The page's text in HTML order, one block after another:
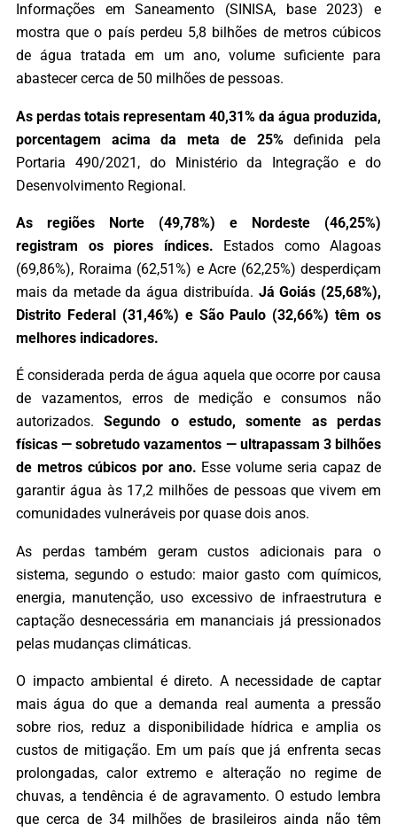
Informações em Saneamento (SINISA, base 2023) e
mostra que o país perdeu 5,8 bilhões de metros cúbicos
de água tratada em um ano, volume suficiente para
abastecer cerca de 50 milhões de pessoas.
As perdas totais representam 40,31% da água produzida,
porcentagem acima da meta de 25%definida pela
Portaria 490/2021, do Ministério da Integração e do
Desenvolvimento Regional.
As regiões Norte (49,78%) e Nordeste (46,25%)
registram os piores índices. Estados como Alagoas
(69,86%), Roraima (62,51%) e Acre (62,25%) desperdiçam
mais da metade da água distribuída. Já Goiás (25,68%),
Distrito Federal (31,46%) e São Paulo (32,66%) têm os
melhores indicadores.
É considerada perda de água aquela que ocorre por causa
de vazamentos, erros de medição e consumos não
autorizados.Segundo o estudo, somente as perdas
físicas — sobretudo vazamentos — ultrapassam 3 bilhões
de metros cúbicos por ano. Esse volume seria capaz de
garantir água às 17,2 milhões de pessoas que vivem em
comunidades vulneráveis por quase dois anos.
As perdas também geram custos adicionais para o
sistema, segundo o estudo: maior gasto com químicos,
energia, manutenção, uso excessivo de infraestrutura e
captação desnecessária em mananciais já pressionados
pelas mudanças climáticas.
O impacto ambiental é direto. A necessidade de captar
mais água do que a demanda real aumenta a pressão
sobre rios, reduz a disponibilidade hídrica e amplia os
custos de mitigação. Em um país que já enfrenta secas
prolongadas, calor extremo e alteração no regime de
chuvas, a tendência é de agravamento. O estudo lembra
que cerca de 34 milhões de brasileiros ainda não têm